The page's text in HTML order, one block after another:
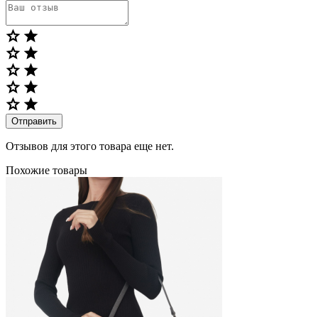
Отправить
Отзывов для этого товара еще нет.
Похожие товары